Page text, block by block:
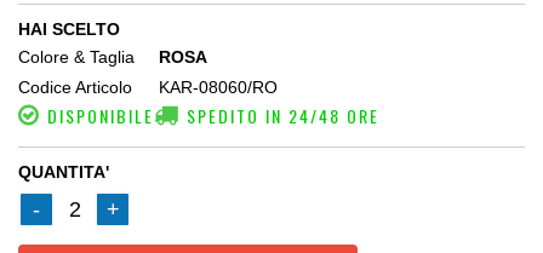
HAI SCELTO
Colore & Taglia
ROSA
Codice Articolo
KAR-08060/RO
DISPONIBILE SPEDITO IN 24/48 ORE
QUANTITA'
- 2 +